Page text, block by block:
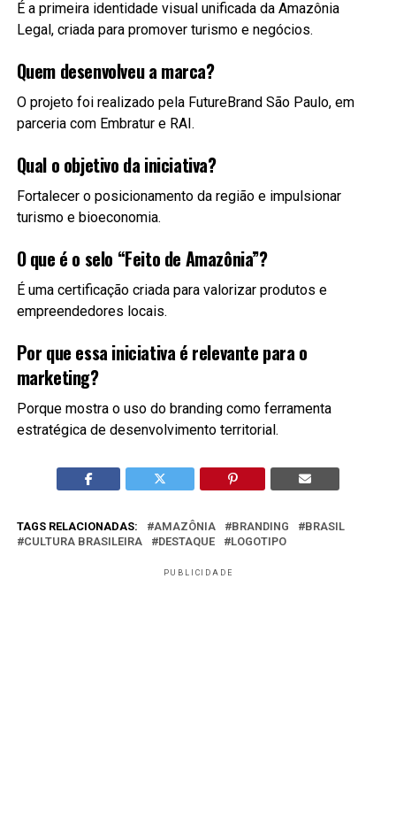
É a primeira identidade visual unificada da Amazônia
Legal, criada para promover turismo e negócios.
Quem desenvolveu a marca?
O projeto foi realizado pela FutureBrand São Paulo, em
parceria com Embratur e RAI.
Qual o objetivo da iniciativa?
Fortalecer o posicionamento da região e impulsionar
turismo e bioeconomia.
O que é o selo “Feito de Amazônia”?
É uma certificação criada para valorizar produtos e
empreendedores locais.
Por que essa iniciativa é relevante para o
marketing?
Porque mostra o uso do branding como ferramenta
estratégica de desenvolvimento territorial.
TAGS RELACIONADAS: AMAZÔNIA BRANDING
BRASIL
CULTURA BRASILEIRA
DESTAQUE LOGOTIPO
PUBLICIDADE